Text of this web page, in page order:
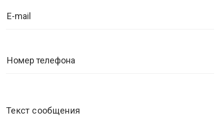
Текст сообщения